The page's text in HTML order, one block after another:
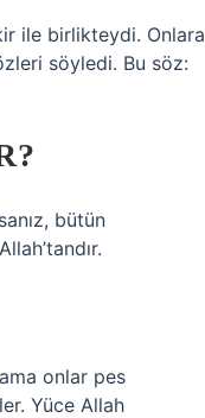
ile birlikteydi. Onlara
söyledi. Bu söz:
bütün
onlar pes
Yüce Allah